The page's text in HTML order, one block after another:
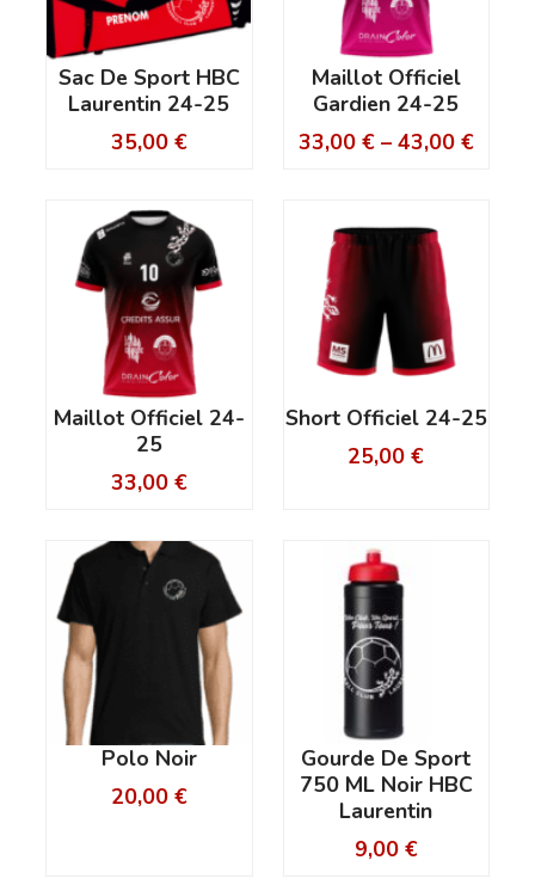
Sac De Sport HBC
Laurentin 24-25
35,00 €
Maillot Officiel
Gardien 24-25
33,00 €– 43,00 €
Maillot Officiel 24-
25
33,00 €
Short Officiel 24-25
25,00€
Polo Noir
20,00 €
Gourde De Sport
750 ML Noir HBC
Laurentin
9,00 €